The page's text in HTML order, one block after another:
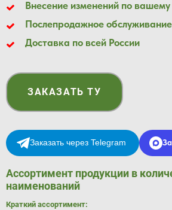
Внесение изменений по
Послепродажное обслуживание
Доставка по всей России
ЗАКАЗАТЬ ТУ
Заказать через Telegram
Ассортимент продукции в
наименований
Краткий ассортимент: